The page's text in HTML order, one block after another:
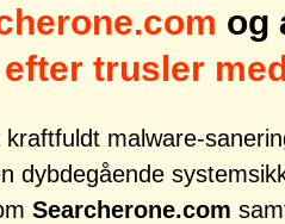
og
trusler
kraftfuldt malware-
dybdegående
Searcherone.com